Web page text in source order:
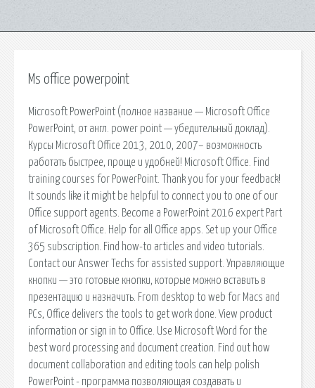
Ms office powerpoint
Microsoft PowerPoint (полное название — Microsoft Office
PowerPoint, от англ. power point — убедительный доклад).
Курсы Microsoft Office 2013, 2010, 2007– возможность
работать быстрее, проще и удобней! Microsoft Office. Find
training courses for PowerPoint. Thank you for your feedback!
It sounds like it might be helpful to connect you to one of our
Office support agents. Become a PowerPoint 2016 expert Part
of Microsoft Office. Help for all Office apps. Set up your Office
365 subscription. Find how-to articles and video tutorials.
Contact our Answer Techs for assisted support. Управляющие
кнопки — это готовые кнопки, которые можно вставить в
презентацию и назначить. From desktop to web for Macs and
PCs, Office delivers the tools to get work done. View product
information or sign in to Office. Use Microsoft Word for the
best word processing and document creation. Find out how
document collaboration and editing tools can help polish
PowerPoint - программа позволяющая создавать и